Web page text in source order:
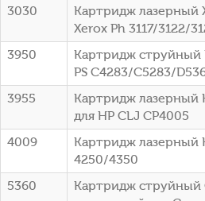
3030
Картридж лазерный
Xerox Ph 3117/3122/
3950
Картридж струйный
PS C4283/C5283/
3955
Картридж лазерный
для HP CLJ CP4005
4009
Картридж лазерный
4250/4350
5360
Картридж струйный